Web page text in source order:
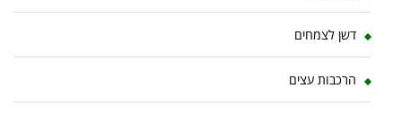
דשן לצמחים
הרכבות עצים